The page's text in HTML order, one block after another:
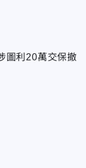
圖利20萬交保撤